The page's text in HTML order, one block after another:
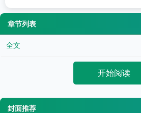
章节列表
全文
开始阅读
封面推荐